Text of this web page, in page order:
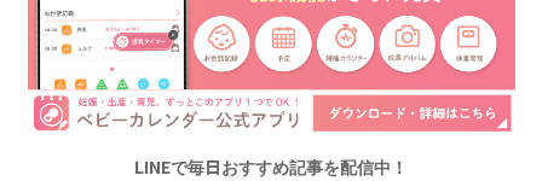
LINEで毎日おすすめ記事を配信中！